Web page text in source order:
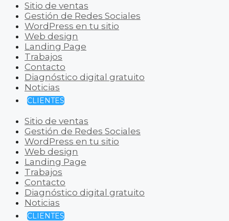
Sitio de ventas
Gestión de Redes Sociales
WordPress en tu sitio
Web design
Landing Page
Trabajos
Contacto
Diagnóstico digital gratuito
Noticias
CLIENTES
Sitio de ventas
Gestión de Redes Sociales
WordPress en tu sitio
Web design
Landing Page
Trabajos
Contacto
Diagnóstico digital gratuito
Noticias
CLIENTES